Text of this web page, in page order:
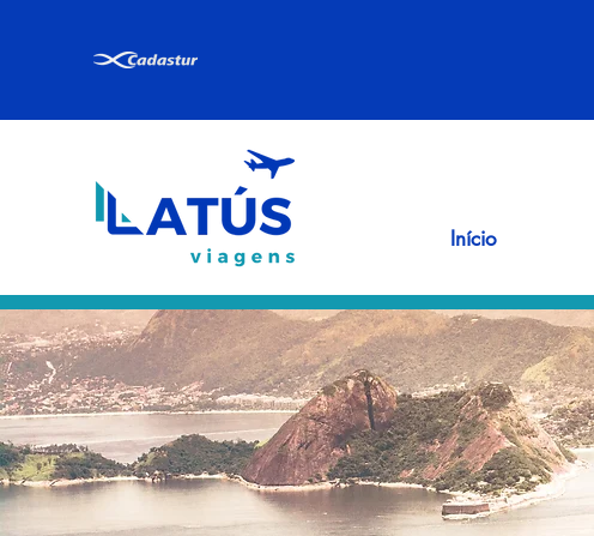
Início